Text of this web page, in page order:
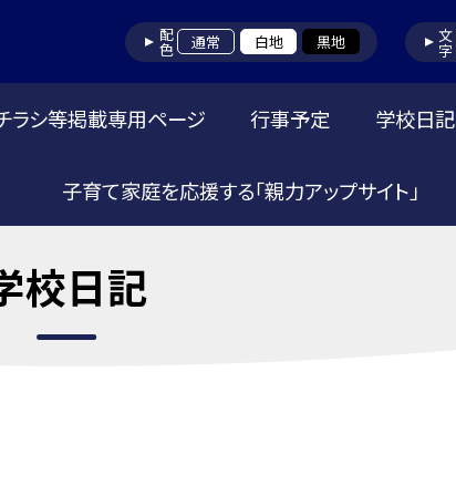
配色 通常 白地 黒地 文字
ラシ等掲載専用ページ 行事予定 学校日記
子育て家庭を応援する「親力アップサイト」
校日記